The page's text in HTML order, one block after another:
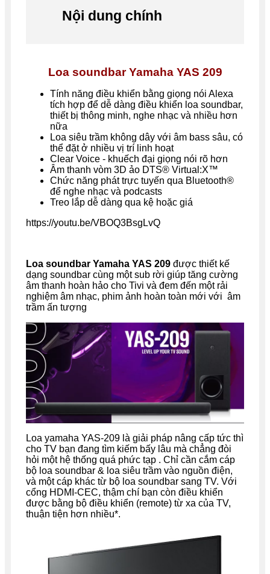
Nội dung chính
Loa soundbar Yamaha YAS 209
Tính năng điều khiển bằng giọng nói Alexa
tích hợp để dễ dàng điều khiển loa soundbar,
thiết bị thông minh, nghe nhạc và nhiều hơn
nữa
Loa siêu trầm không dây với âm bass sâu, có
thể đặt ở nhiều vị trí linh hoạt
Clear Voice - khuếch đại giọng nói rõ hơn
Âm thanh vòm 3D ảo DTS® Virtual:X™
Chức năng phát trực tuyến qua Bluetooth®
để nghe nhạc và podcasts
Treo lắp dễ dàng qua kệ hoặc giá
https://youtu.be/VBOQ3BsgLvQ
Loa soundbar Yamaha YAS 209 được thiết kế
dạng soundbar cùng một sub rời giúp tăng cường
âm thanh hoàn hảo cho Tivi và đem đến một rải
nghiệm âm nhạc, phim ảnh hoàn toàn mới với âm
trầm ấn tượng
Loa yamaha YAS-209 là giải pháp nâng cấp tức thì
cho TV bạn đang tìm kiếm bấy lâu mà chẳng đòi
hỏi một hệ thống quá phức tạp . Chỉ cần cắm cáp
bộ loa soundbar & loa siêu trầm vào nguồn điện,
và một cáp khác từ bộ loa soundbar sang TV. Với
cổng HDMI-CEC, thậm chí bạn còn điều khiển
được bằng bộ điều khiển (remote) từ xa của TV,
thuận tiện hơn nhiều*.